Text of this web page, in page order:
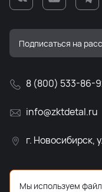
8 (800) 533-86-
info@zktdetal.ru
г. Новосибирск,
Мы используем